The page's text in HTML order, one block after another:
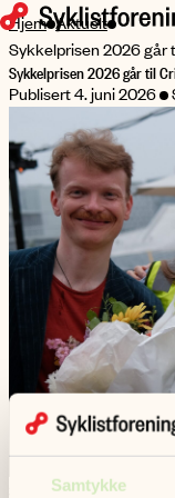
Samtykke
HOPP
TIL
HOVEDINNHOLD
Hjem Aktuelt
Sykkelprisen 2026 går
Sykkelprisen 2026 går til
Publisert 4. juni 2026
3. juni markerte